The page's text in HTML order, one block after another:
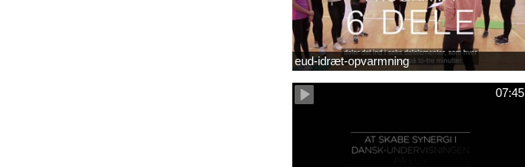
eud-idræt-opvarmning
07:45